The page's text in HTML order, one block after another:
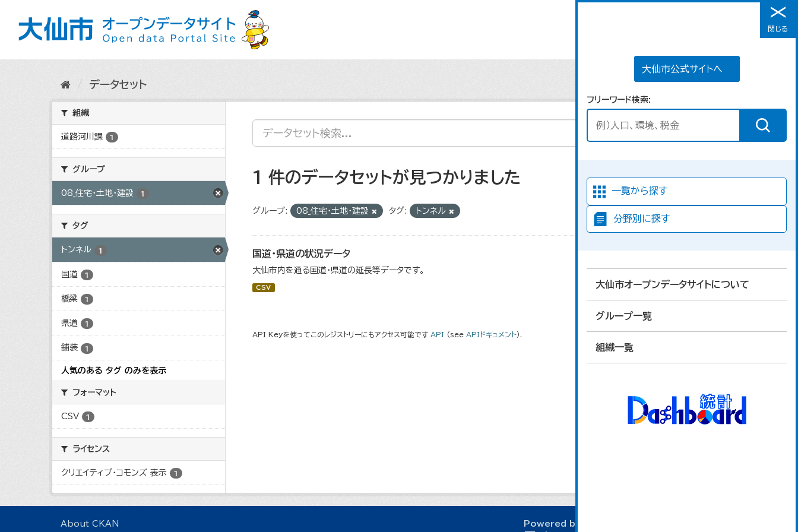
メニュー
大仙市公式サイトへ
フリーワード検索
一覧から探す
分野別に探す
大仙市オープンデータサイトについて
グループ一覧
組織一覧
閉じる
データセット
組織
道路河川課 1
グループ
08_住宅・土地・建設 1
タグ
トンネル 1
国道 1
橋梁 1
県道 1
舗装 1
人気のある タグ のみを表示
フォーマット
CSV 1
ライセンス
クリエイティブ・コモンズ 表示 1
1 件のデータセットが見つかりました
グループ: 08_住宅・土地・建設 タグ: トンネル
国道・県道の状況データ
大仙市内を通る国道・県道の延長等データです。
CSV
API Keyを使ってこのレジストリーにもアクセス可能です API (see APIドキュメント).
About CKAN Powered by